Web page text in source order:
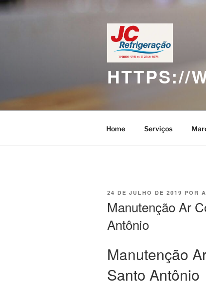
Pular
para
HTTPS://
Home Serviços
PUBLICADO
24 DE JULHO DE 2019 POR
Manutenção Ar
Antônio
Manutenção
Santo Antônio